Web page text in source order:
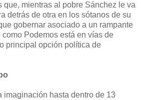
que, mientras al pobre Sánchez le va
detrás de otra en los sótanos de su
gobernar asociado a un rampante
Podemos está en vías de
principal opción política de
imaginación hasta dentro de 13